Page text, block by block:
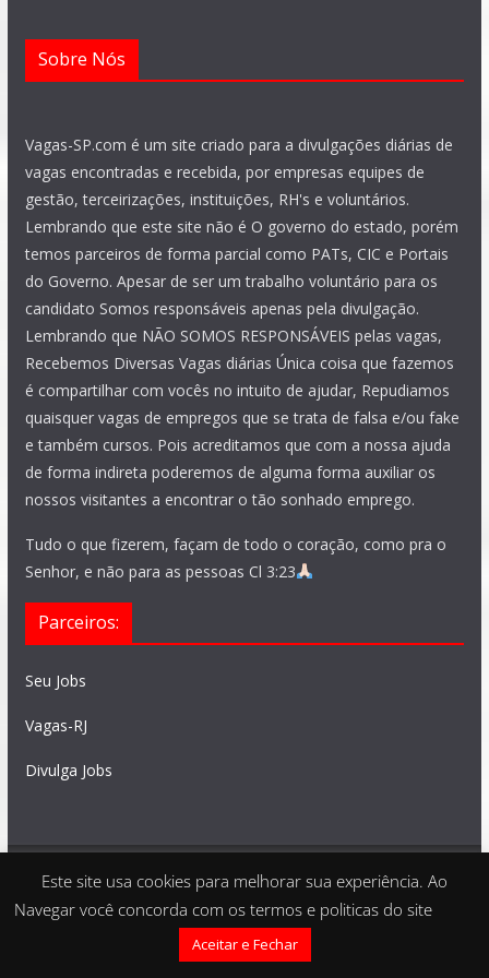
Sobre Nós
Vagas-SP.com é um site criado para a divulgações diárias de
vagas encontradas e recebida, por empresas equipes de
gestão, terceirizações, instituições, RH's e voluntários.
Lembrando que este site não é O governo do estado, porém
temos parceiros de forma parcial como PATs, CIC e Portais
do Governo. Apesar de ser um trabalho voluntário para os
candidato Somos responsáveis apenas pela divulgação.
Lembrando que NÃO SOMOS RESPONSÁVEIS pelas vagas,
Recebemos Diversas Vagas diárias Única coisa que fazemos
é compartilhar com vocês no intuito de ajudar, Repudiamos
quaisquer vagas de empregos que se trata de falsa e/ou fake
e também cursos. Pois acreditamos que com a nossa ajuda
de forma indireta poderemos de alguma forma auxiliar os
nossos visitantes a encontrar o tão sonhado emprego.
Tudo o que fizerem, façam de todo o coração, como pra o
Senhor, e não para as pessoas Cl 3:23
Parceiros:
Seu Jobs
Vagas-RJ
Divulga Jobs
Feito com São Paulo Vagas. Copyright © 2026 todos os
direitos reservados
Este site usa cookies para melhorar sua experiência. Ao
Navegar você concorda com os termos e politicas do site
Aceitar e Fechar